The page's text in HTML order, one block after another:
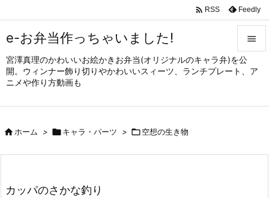
e-お弁当作っちゃいました!
宮澤真理のかわいいお絵かきお弁当(オリジナルのキャラ弁)を公
開。ウィンナー飾り切りやかわいいスィーツ、ランチプレート、ア
ニメや作り方動画も


メニュ
サイド

 RSS Feedly
ホーム > キャラ・パーツ > 空想の生き物
カッパのさかな釣り